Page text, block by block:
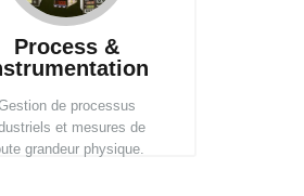
Process &
de processus
et mesures de
grandeur physique.